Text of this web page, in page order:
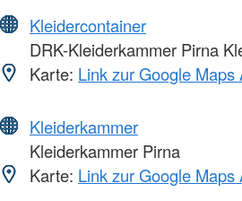
Kleidercontainer
DRK-Kleiderkammer Pirna
Karte: Link zur Google Maps
Kleiderkammer
Kleiderkammer Pirna
Karte: Link zur Google Maps